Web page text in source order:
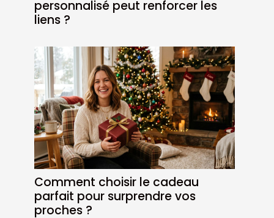
personnalisé peut renforcer les
liens ?
Comment choisir le cadeau
parfait pour surprendre vos
proches ?